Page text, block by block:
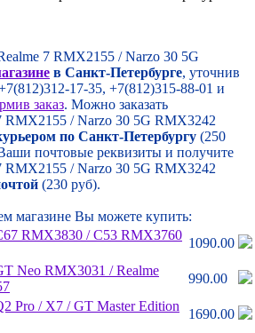
7 RMX2155 / Narzo 30 5G
в Санкт-Петербурге, уточнив
17-35, +7(812)315-88-01 и
заказ. Можно заказать
RMX2155 / Narzo 30 5G RMX3242
по Санкт-Петербургу (250
почтовые реквизиты и получите
RMX2155 / Narzo 30 5G RMX3242
(230 руб).
магазине Вы можете купить:
RMX3830 /C53 RMX3760
1090.00
Neo RMX3031 /Realme
990.00
Pro /X7 /GT Master Edition
1690.00